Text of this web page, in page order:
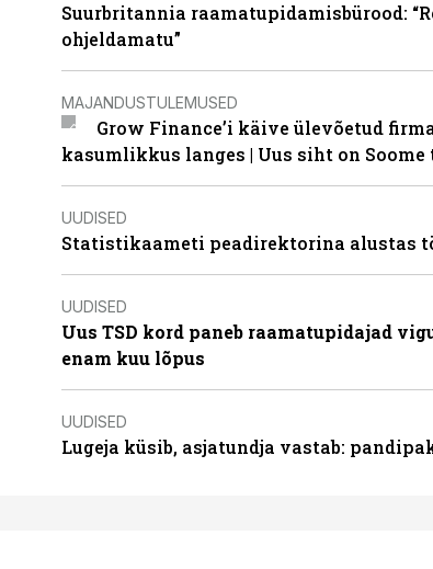
Suurbritannia raamatupidamisbürood:
ohjeldamatu”
MAJANDUSTULEMUSED
Grow Finance’i käive ülevõetud
kasumlikkus langes | Uus siht on Soome
UUDISED
Statistikaameti peadirektorina alustas
UUDISED
Uus TSD kord paneb raamatupidajad
enam kuu lõpus
UUDISED
Lugeja küsib, asjatundja vastab: